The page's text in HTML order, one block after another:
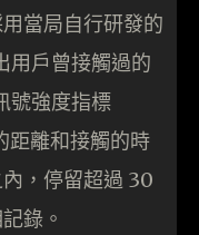
當局自行研發的
用戶曾接觸過的
號強度指標
距離和接觸的時
，停留超過 30
錄。